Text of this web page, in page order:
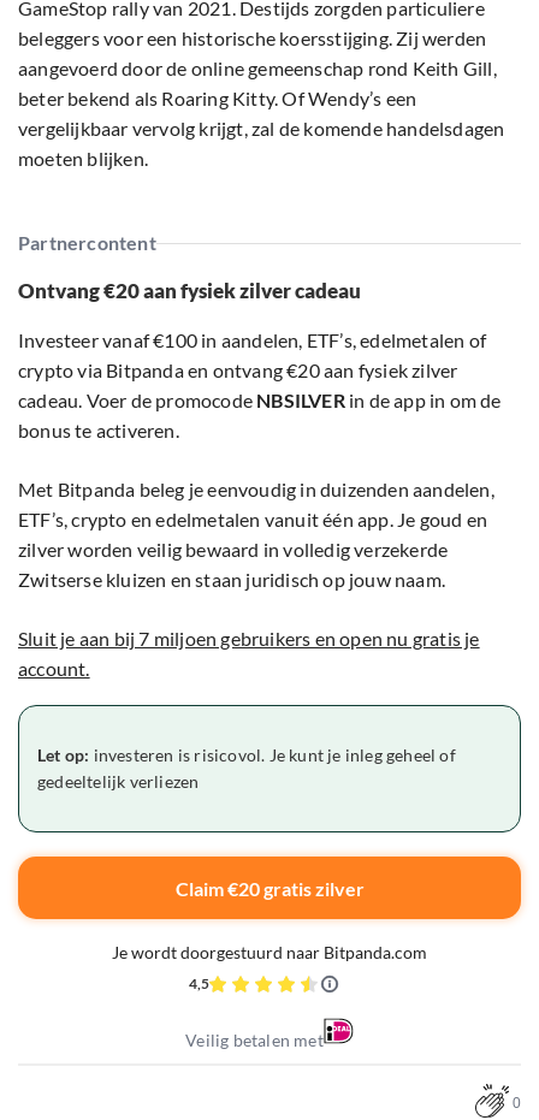
GameStop rally van 2021. Destijds zorgden particuliere
beleggers voor een historische koersstijging. Zij werden
aangevoerd door de online gemeenschap rond Keith Gill,
beter bekend als Roaring Kitty. Of Wendy’s een
vergelijkbaar vervolg krijgt, zal de komende handelsdagen
moeten blijken.
Partnercontent
Ontvang €20 aan fysiek zilver cadeau
Investeer vanaf €100 in aandelen, ETF’s, edelmetalen of
crypto via Bitpanda en ontvang €20 aan fysiek zilver
cadeau. Voer de promocode NBSILVERin de app in om de
bonus te activeren.
Met Bitpanda beleg je eenvoudig in duizenden aandelen,
ETF’s, crypto en edelmetalen vanuit één app. Je goud en
zilver worden veilig bewaard in volledig verzekerde
Zwitserse kluizen en staan juridisch op jouw naam.
Sluit je aan bij 7 miljoen gebruikers en open nu gratis je
account.
Let op: investeren is risicovol. Je kunt je inleg geheel of
gedeeltelijk verliezen
Claim €20 gratis zilver
Je wordt doorgestuurd naar Bitpanda.com
4,5
Veilig betalen met
0